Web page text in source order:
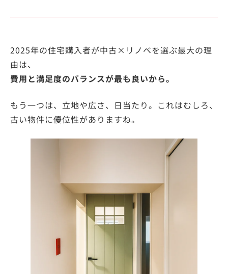
2025年の住宅購入者が中古×リノベを選ぶ最大の理
由は、
費用と満足度のバランスが最も良いから。
もう一つは、立地や広さ、日当たり。これはむしろ、
古い物件に優位性がありますね。